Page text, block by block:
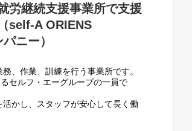
と比べて働き安い環境を整え業務
で利用記録のチェックのみです。
管理システムを使用しているので
っているので資格はもっているが
ています。
労継続支援事業所で支援
self-A ORIENS
ニー）
、作業、訓練を行う事業所です。
セルフ・エーグループの一員で
かし、スタッフが安心して長く働